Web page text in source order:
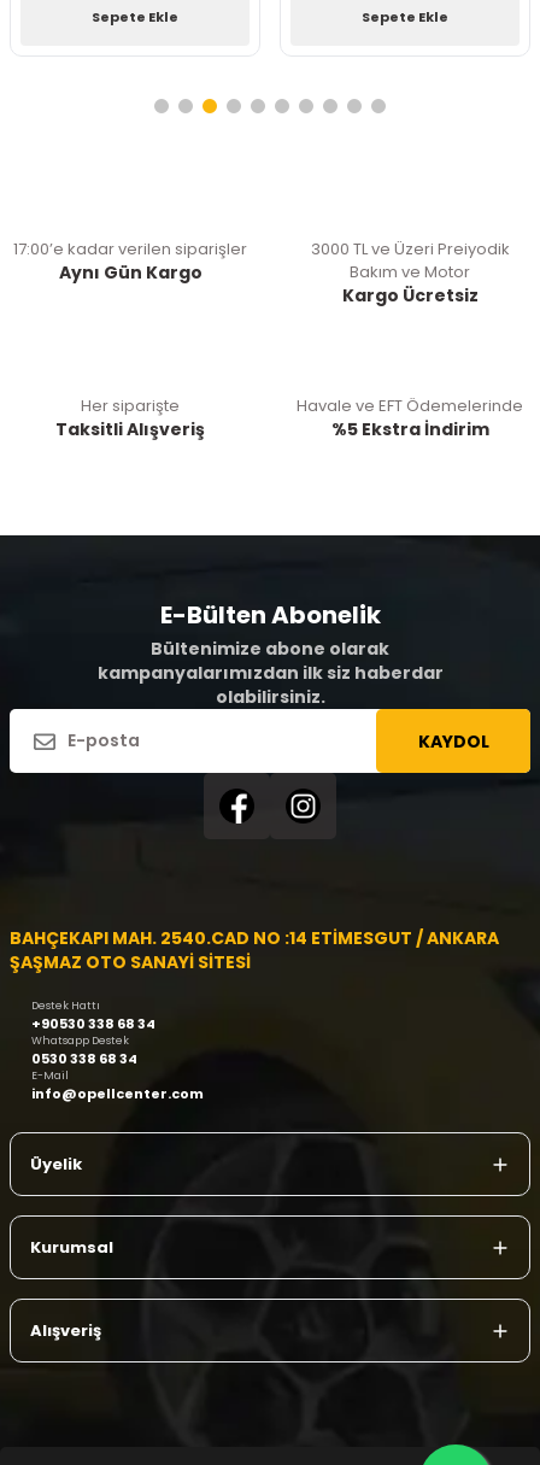
Sepete Ekle Sepete Ekle
17:00’e kadar verilen siparişler
Aynı Gün Kargo
3000 TL ve Üzeri Preiyodik
Bakım ve Motor
Kargo Ücretsiz
Her siparişte
Taksitli Alışveriş
Havale ve EFT Ödemelerinde
%5 Ekstra İndirim
E-Bülten Abonelik
Bültenimize abone olarak
kampanyalarımızdan ilk siz haberdar
olabilirsiniz.
KAYDOL
BAHÇEKAPI MAH. 2540.CAD NO :14 ETİMESGUT / ANKARA
ŞAŞMAZ OTO SANAYİ SİTESİ
Destek Hattı
+90530 338 68 34
Whatsapp Destek
0530 338 68 34
E-Mail
info@opellcenter.com
Üyelik
Kurumsal
Alışveriş